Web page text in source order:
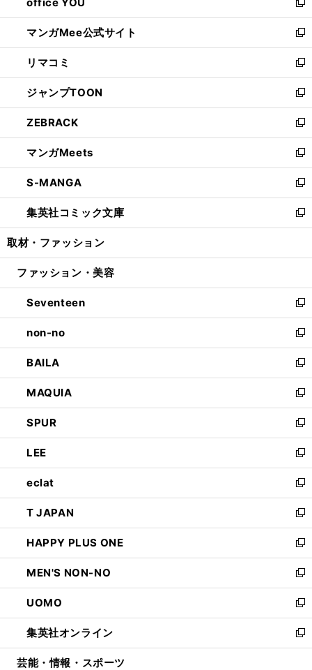
で
開
く
ィ
ン
ド
ウ
で
開
く
い
ウ
ィ
ン
ド
ウ
で
開
く
新
し
い
ウ
ィ
ン
ド
ウ
で
開
く
マンガMee公式サイト
新
し
い
ウ
ィ
ン
ド
ウ
で
開
く
リマコミ
新
し
い
ウ
ィ
ン
ド
ウ
で
開
く
ジャンプTOON
新
し
い
ウ
ィ
ン
ド
ウ
で
開
ZEBRACK
新
し
い
ウ
ィ
ン
ド
ウ
開
マンガMeets
新
し
い
ウ
ィ
ン
ウ
開
く
S-MANGA
新
し
い
ウ
ン
ウ
で
開
く
集英社コミック文庫
新
し
ウ
ン
ド
ウ
で
開
く
取材・ファッション
ファッション・美容
Seventeen
新
し
い
ウ
ィ
ン
ド
ウ
で
開
く
non-no
新
し
い
ウ
ィ
ン
ド
ウ
で
開
く
BAILA
新
し
い
ウ
ィ
ン
ド
ウ
で
開
く
MAQUIA
新
し
い
ウ
ィ
ン
ド
ウ
で
開
く
SPUR
新
し
い
ウ
ィ
ン
ド
ウ
で
開
く
LEE
新
し
い
ウ
ィ
ン
ド
ウ
で
開
く
eclat
新
し
い
ウ
ィ
ン
ド
ウ
で
開
く
T JAPAN
新
し
い
ウ
ィ
ン
ド
ウ
で
開
HAPPY PLUS ONE
新
し
い
ウ
ィ
ン
ド
ウ
MEN'S NON-NO
新
し
い
ウ
ィ
ン
UOMO
新
し
い
ウ
集英社オンライン
新
し
芸能・情報・スポーツ